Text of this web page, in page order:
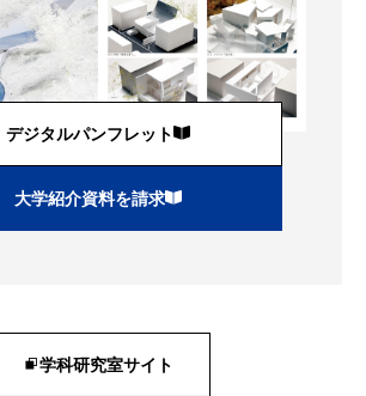
デジタルパンフレット
大学紹介資料を請求
学科研究室サイト